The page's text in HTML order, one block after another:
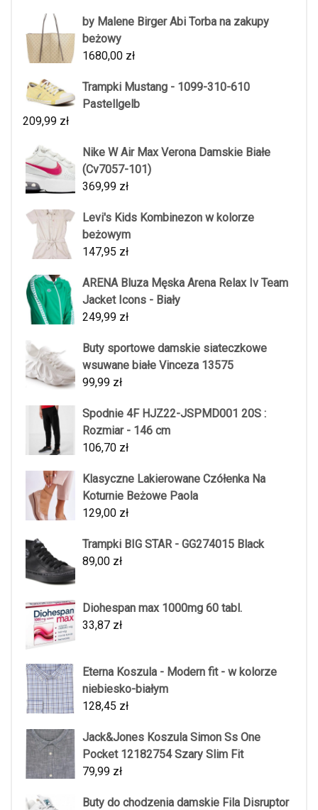
by Malene Birger Abi Torba na zakupy
beżowy
1680,00 zł
Trampki Mustang - 1099-310-610
Pastellgelb
209,99 zł
Nike W Air Max Verona Damskie Białe
(Cv7057-101)
369,99 zł
Levi's Kids Kombinezon w kolorze
beżowym
147,95 zł
ARENA Bluza Męska Arena Relax Iv Team
Jacket Icons - Biały
249,99 zł
Buty sportowe damskie siateczkowe
wsuwane białe Vinceza 13575
99,99 zł
Spodnie 4F HJZ22-JSPMD001 20S :
Rozmiar - 146 cm
106,70 zł
Klasyczne Lakierowane Czółenka Na
Koturnie Beżowe Paola
129,00 zł
Trampki BIG STAR - GG274015 Black
89,00 zł
Diohespan max 1000mg 60 tabl.
33,87 zł
Eterna Koszula - Modern fit - w kolorze
niebiesko-białym
128,45 zł
Jack&Jones Koszula Simon Ss One
Pocket 12182754 Szary Slim Fit
79,99 zł
Buty do chodzenia damskie Fila Disruptor